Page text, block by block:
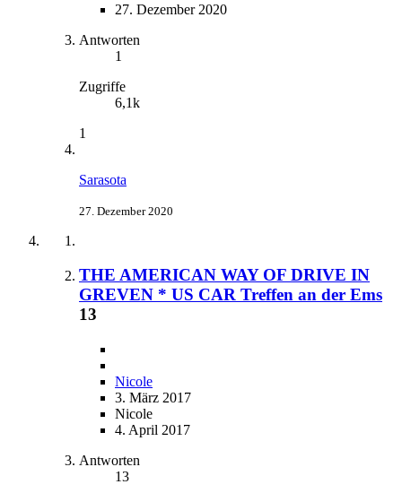
27. Dezember 2020
Antworten
1
Zugriffe
6,1k
1
Sarasota
27. Dezember 2020
THE AMERICAN WAY OF DRIVE IN
GREVEN * US CAR Treffen an der Ems
13
Nicole
3. März 2017
Nicole
4. April 2017
Antworten
13